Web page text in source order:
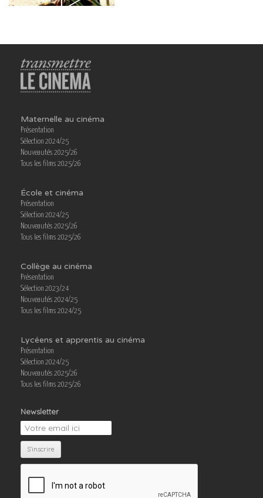
Maternelle au cinéma
Présentation
Sélection 2024/25
Nouveautés 2025/26
Tous les films 2025/26
École et cinéma
Présentation
Sélection 2024/25
Nouveautés 2025/26
Tous les films 2025/26
Collège au cinéma
Présentation
Sélection 2023/24
Nouveautés 2024/25
Tous les films 2024/25
Lycéens et apprentis au cinéma
Présentation
Sélection 2024/25
Nouveautés 2025/26
Tous les films 2025/26
Newsletter